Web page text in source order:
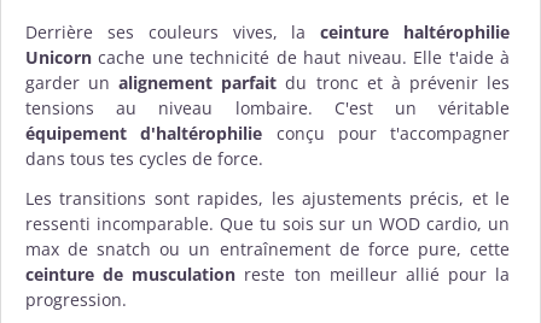
Derrière ses couleurs vives, laceinture haltérophilie
Unicorn cache une technicité de haut niveau. Elle t'aide à
garder unalignement parfait du tronc et à prévenir les
tensions au niveau lombaire. C'est un véritable
équipement d'haltérophilie conçu pour t'accompagner
dans tous tes cycles de force.
Les transitions sont rapides, les ajustements précis, et le
ressenti incomparable. Que tu sois sur un WOD cardio, un
max de snatch ou un entraînement de force pure, cette
ceinture de musculation reste ton meilleur allié pour la
progression.